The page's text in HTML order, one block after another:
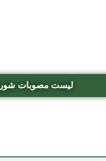
لیست مصوبات شورا